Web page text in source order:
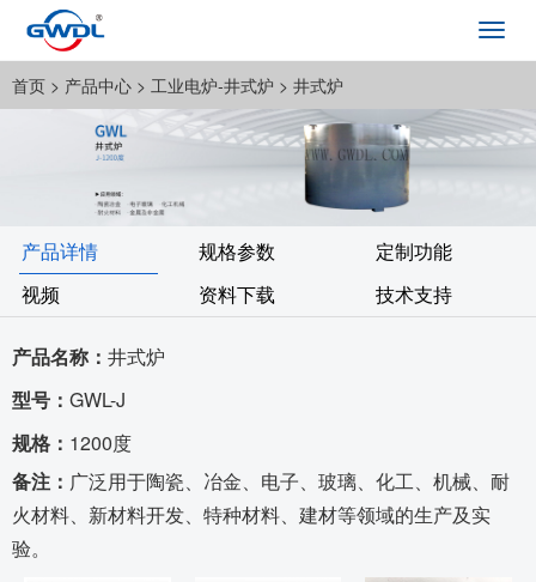
首页 > 产品中心 > 工业电炉-井式炉 > 井式炉
产品详情 规格参数
定制功能
视频
资料下载 技术支持
产品名称： 井式炉
型号： GWL-J
规格： 1200度
备注： 广泛用于陶瓷、冶金、电子、玻璃、化工、机械、耐
火材料、新材料开发、特种材料、建材等领域的生产及实
验。